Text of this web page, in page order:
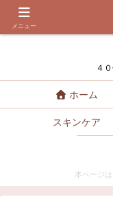
４
ホーム
スキンケア
本ページ
メニュー